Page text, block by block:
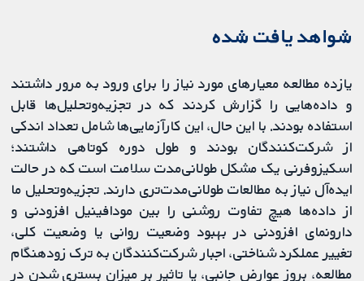
شواهد یافت شده
یازده مطالعه معیارهای مورد نیاز را برای ورود به مرور داشتند
و داده‌هایی را گزارش کردند که در تجزیه‌وتحلیل‌ها قابل
استفاده بودند. با این حال، این کارآزمایی‌ها شامل تعداد اندکی
از شرکت‌کنندگان بودند و طول دوره کوتاهی داشتند؛
اسکیزوفرنی یک مشکل طولانی‌مدت سلامت است که در حالت
ایده‌آل نیاز به مطالعات طولانی‌مدت‌تری دارند. تجزیه‌و‌تحلیل ما
از داده‌ها هیچ تفاوت روشنی را بین مودافينيل افزودنی و
دارونمای افزودنی در بهبود وضعیت روانی یا وضعیت کلی،
تغییر عملکرد شناختی، اجبار شرکت‌کنندگان به ترک زودهنگام
مطالعه، بروز عوارض جانبی، یا تاثیر بر میزان بستری شدن در